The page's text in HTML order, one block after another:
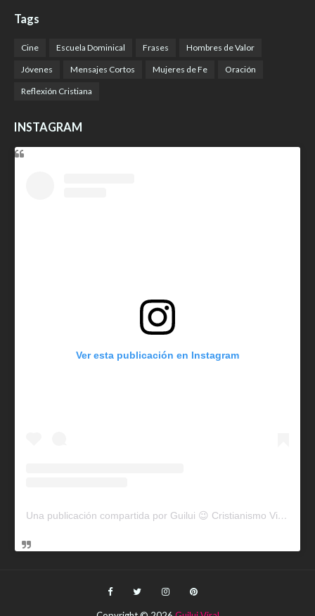
Tags
Cine Escuela Dominical Frases Hombres de Valor
Jóvenes Mensajes Cortos Mujeres de Fe Oración
Reflexión Cristiana
INSTAGRAM
Ver esta publicación en Instagram
Una publicación compartida por Guilui 😉 Cristianismo Viral (@guiluiviral)